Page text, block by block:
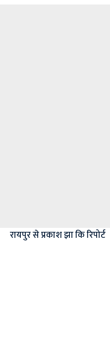
रायपुर से प्रकाश झा कि रिपोर्ट